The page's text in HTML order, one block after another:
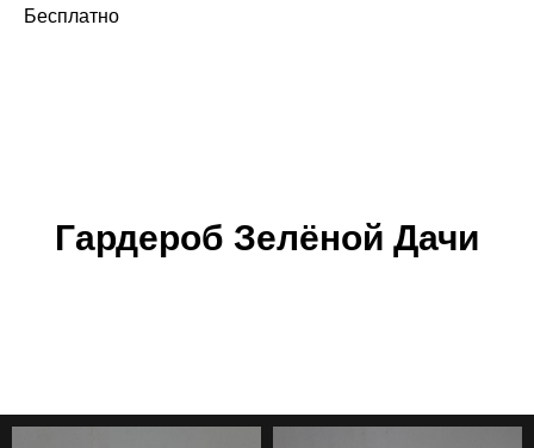
Бесплатно
Гардероб Зелёной Дачи